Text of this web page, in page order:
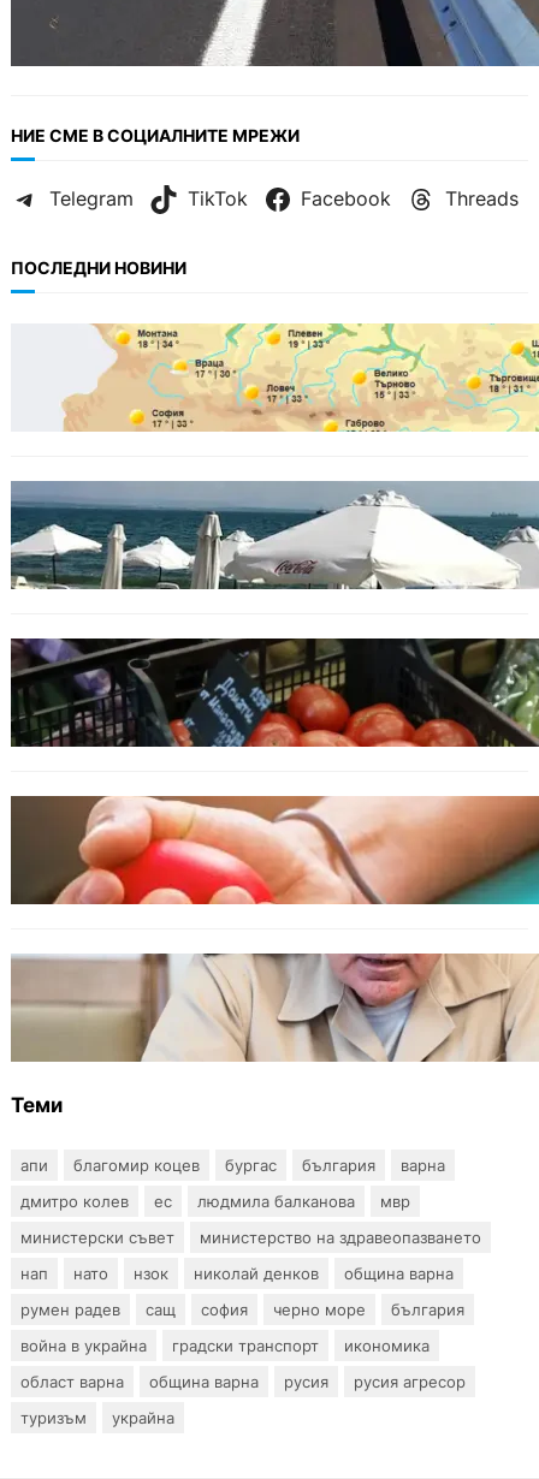
НИЕ СМЕ В СОЦИАЛНИТЕ МРЕЖИ
Telegram TikTok Facebook Threads
ПОСЛЕДНИ НОВИНИ
БЪЛГАРИЯ
Горещ старт на седмицата: до 35° и
спокойно море
Хотелиер: Цените по Черноморието са се
увеличили с до 30%, туристите са по-малко
ИКОНОМИКА
Пазарът се раздвижи: зеленчуци и основни
храни сменят цените си
ОБЩЕСТВО
Варна има спешна нужда от кръводарители
с кръвна група 0+
БЪЛГАРИЯ
Ефтимов: Няма преднамерени действия
срещу България, дронът край Кардам е бил
примамка
Теми
апи благомир коцев бургас българия
варна
дмитро колев
ес людмила балканова
мвр
министерски съвет
министерство на здравеопазването
нап
нато нзок николай денков
община варна
румен радев
сащ софия черно море
българия
война в украйна
градски транспорт
икономика
област варна
община варна русия
русия агресор
туризъм
украйна